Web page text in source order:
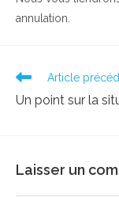
annulation.
Read
articles
Article
Un point sur la
Laisser un